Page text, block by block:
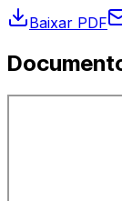
Baixar PDF